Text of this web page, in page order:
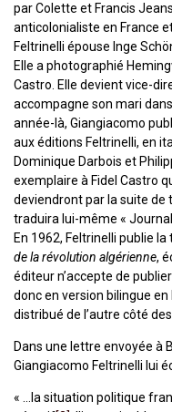
par Colette et Francis
anticolonialiste en France
Feltrinelli épouse Inge
Elle a photographié
Castro. Elle devient vice-
accompagne son mari
année-là, Giangiacomo
aux éditions Feltrinelli, en
Dominique Darbois et
exemplaire à Fidel Castro
deviendront par la suite de
traduira lui-même «
En 1962, Feltrinelli publie
de la révolution algérienne,
éditeur n’accepte de
donc en version bilingue
distribué de l’autre côté des
Dans une lettre envoyée à
Giangiacomo Feltrinelli lui
« …la situation politique